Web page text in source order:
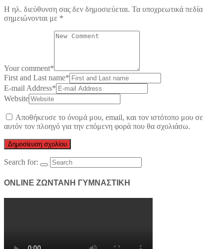
Η ηλ. διεύθυνση σας δεν δημοσιεύεται. Τα υποχρεωτικά πεδία
σημειώνονται με *
Your comment*
First and Last name*
E-mail Address*
Website
Αποθήκευσε το όνομά μου, email, και τον ιστότοπο μου σε
αυτόν τον πλοηγό για την επόμενη φορά που θα σχολιάσω.
Search for:
ONLINE ΖΩΝΤΑΝΗ ΓΥΜΝΑΣΤΙΚΗ